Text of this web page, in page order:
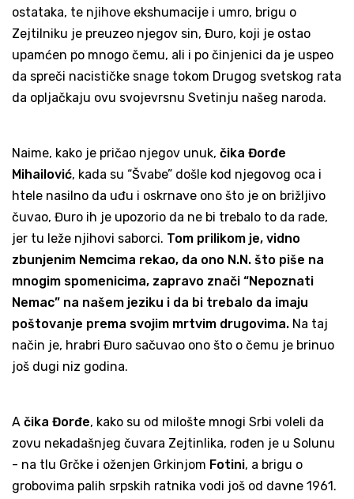
ostataka, te njihove ekshumacije i umro, brigu o
Zejtilniku je preuzeo njegov sin, Đuro, koji je ostao
upamćen po mnogo čemu, ali i po činjenici da je uspeo
da spreči nacističke snage tokom Drugog svetskog rata
da opljačkaju ovu svojevrsnu Svetinju našeg naroda.
Naime, kako je pričao njegov unuk, čika Đorđe
Mihailović, kada su “Švabe” došle kod njegovog oca i
htele nasilno da uđu i oskrnave ono što je on brižljivo
čuvao, Đuro ih je upozorio da ne bi trebalo to da rade,
jer tu leže njihovi saborci. Tom prilikom je, vidno
zbunjenim Nemcima rekao, da ono N.N. što piše na
mnogim spomenicima, zapravo znači “Nepoznati
Nemac” na našem jeziku i da bi trebalo da imaju
poštovanje prema svojim mrtvim drugovima. Na taj
način je, hrabri Đuro sačuvao ono što o čemu je brinuo
još dugi niz godina.
A čika Đorđe, kako su od milošte mnogi Srbi voleli da
zovu nekadašnjeg čuvara Zejtinlika, rođen je u Solunu
- na tlu Grčke i oženjen Grkinjom Fotini, a brigu o
grobovima palih srpskih ratnika vodi još od davne 1961.